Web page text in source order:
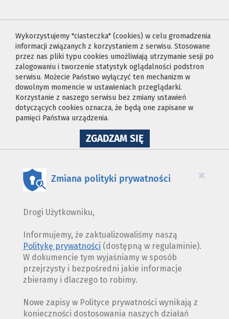
Wykorzystujemy "ciasteczka" (cookies) w celu gromadzenia
informacji związanych z korzystaniem z serwisu. Stosowane
przez nas pliki typu cookies umożliwiają utrzymanie sesji po
zalogowaniu i tworzenie statystyk oglądalności podstron
serwisu. Możecie Państwo wyłączyć ten mechanizm w
dowolnym momencie w ustawieniach przeglądarki.
Korzystanie z naszego serwisu bez zmiany ustawień
dotyczących cookies oznacza, że będą one zapisane w
pamięci Państwa urządzenia.
ZGADZAM SIĘNA
WYKORZYSTANIE
×
Zmiana polityki prywatności
Drogi Użytkowniku,
Informujemy, że zaktualizowaliśmy naszą
Politykę prywatności (dostępną w regulaminie).
W dokumencie tym wyjaśniamy w sposób
przejrzysty i bezpośredni jakie informacje
zbieramy i dlaczego to robimy.
Nowe zapisy w Polityce prywatności wynikają z
konieczności dostosowania naszych działań